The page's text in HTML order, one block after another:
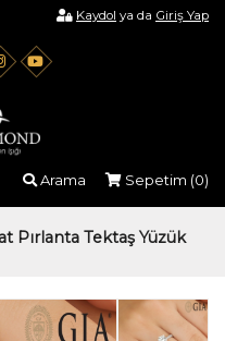
Kaydol ya da Giriş Yap
Arama Sepetim (0)
Pırlanta Tektaş Yüzük